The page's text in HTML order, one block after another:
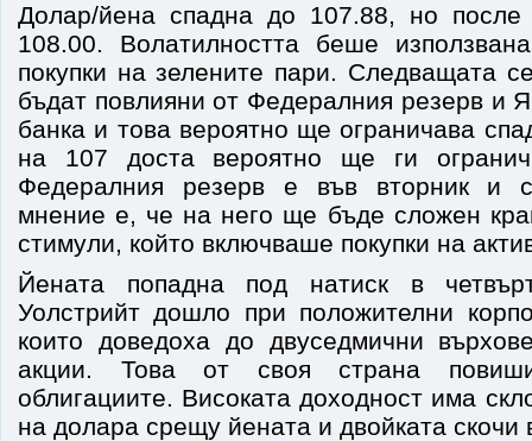
Долар/йена спадна до 107.88, но после
108.00. Волатилността беше
покупки на зелените пари. Следващата
бъдат повлияни от Федералния резерв и
банка и това вероятно ще ограничава
на 107 доста вероятно ще ги
Федералния резерв е във вторник и
мнение е, че на него ще бъде сложен
стимули, който включваше покупки на
Йената попадна под натиск в
Уолстрийт дошло при положителни
които доведоха до двуседмични
акции. Това от своя страна
облигациите. Високата доходност има
на долара срещу йената и двойката скочи